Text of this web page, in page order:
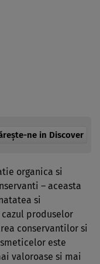
ne in Discover
organica si
– aceasta
si
produselor
conservantilor si
este
valoroase si mai